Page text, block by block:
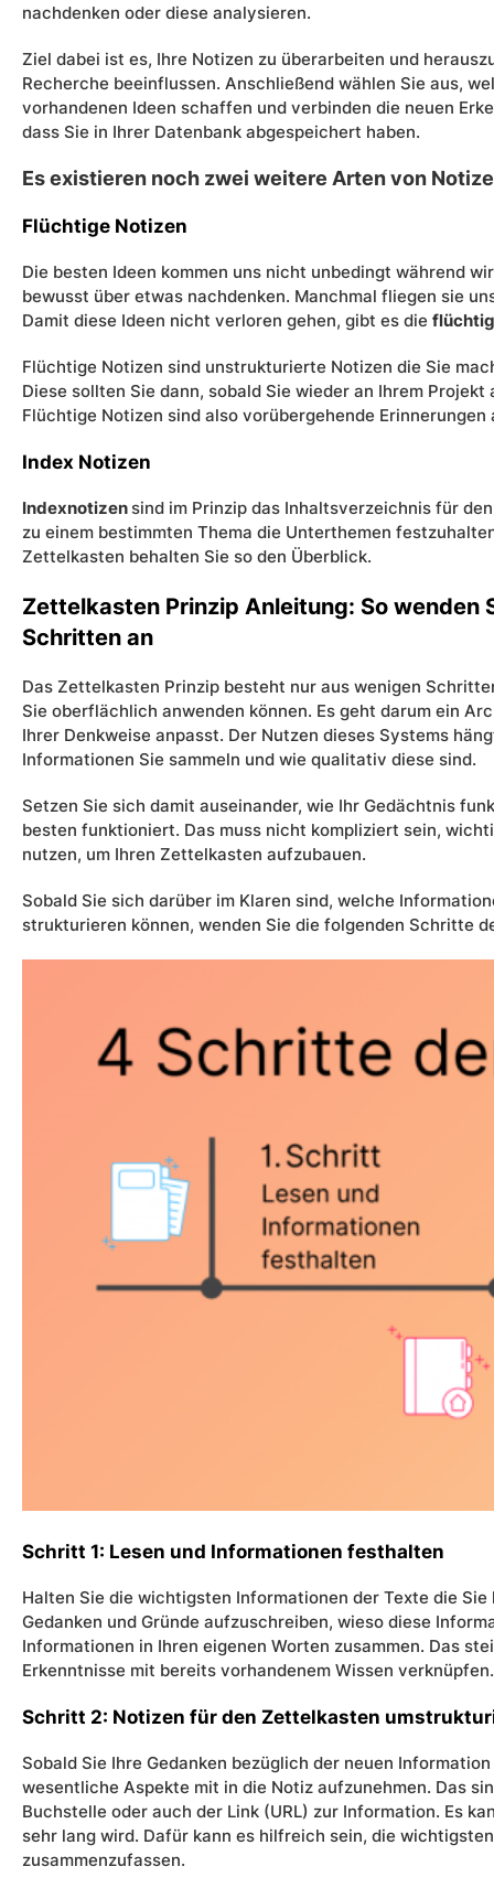
nachdenken oder diese analysieren.
Ziel dabei ist es, Ihre Notizen zu überarbeiten und
Recherche beeinflussen. Anschließend wählen Sie aus,
vorhandenen Ideen schaffen und verbinden die neuen
dass Sie in Ihrer Datenbank abgespeichert haben.
Es existieren noch zwei weitere Arten von
Flüchtige Notizen
Die besten Ideen kommen uns nicht unbedingt während
bewusst über etwas nachdenken. Manchmal fliegen sie
Damit diese Ideen nicht verloren gehen, gibt es die
Flüchtige Notizen sind unstrukturierte Notizen die Sie
Diese sollten Sie dann, sobald Sie wieder an Ihrem
Flüchtige Notizen sind also vorübergehende Erinnerungen
Index Notizen
Indexnotizen sind im Prinzip das Inhaltsverzeichnis für
zu einem bestimmten Thema die Unterthemen
Zettelkasten behalten Sie so den Überblick.
Zettelkasten Prinzip Anleitung: So wenden
Schritten an
Das Zettelkasten Prinzip besteht nur aus wenigen
Sie oberflächlich anwenden können. Es geht darum ein
Ihrer Denkweise anpasst. Der Nutzen dieses Systems
Informationen Sie sammeln und wie qualitativ diese sind.
Setzen Sie sich damit auseinander, wie Ihr Gedächtnis
besten funktioniert. Das muss nicht kompliziert sein,
nutzen, um Ihren Zettelkasten aufzubauen.
Sobald Sie sich darüber im Klaren sind, welche
strukturieren können, wenden Sie die folgenden Schritte
Schritt 1: Lesen und Informationen festhalten
Halten Sie die wichtigsten Informationen der Texte die
Gedanken und Gründe aufzuschreiben, wieso diese
Informationen in Ihren eigenen Worten zusammen. Das
Erkenntnisse mit bereits vorhandenem Wissen verknüpfen.
Schritt 2: Notizen für den Zettelkasten
Sobald Sie Ihre Gedanken bezüglich der neuen
wesentliche Aspekte mit in die Notiz aufzunehmen. Das
Buchstelle oder auch der Link (URL) zur Information. Es
sehr lang wird. Dafür kann es hilfreich sein, die
zusammenzufassen.